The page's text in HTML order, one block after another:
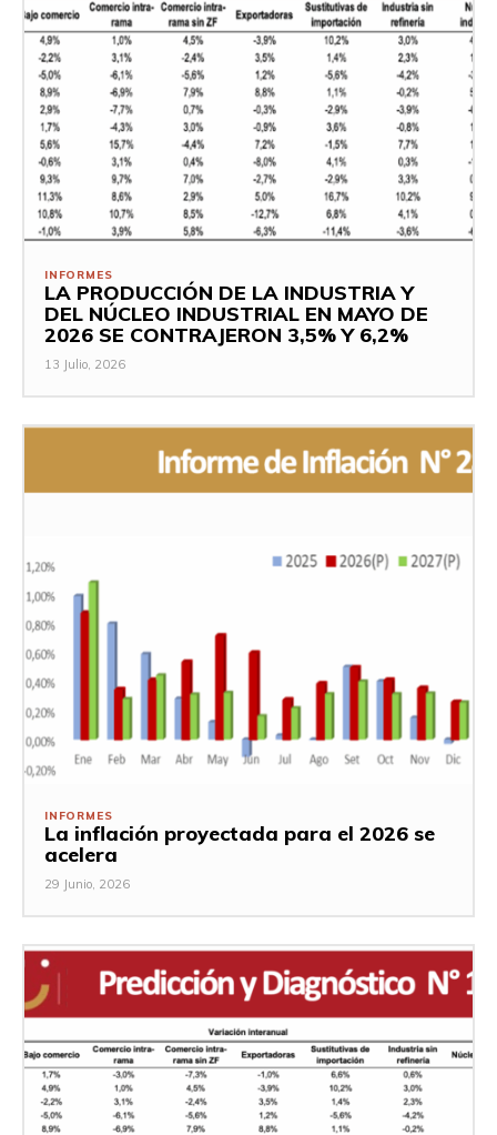
INFORMES
LA PRODUCCIÓN DE LA INDUSTRIA Y
DEL NÚCLEO INDUSTRIAL EN MAYO DE
2026 SE CONTRAJERON 3,5% Y 6,2%
13 Julio, 2026
INFORMES
La inflación proyectada para el 2026 se
acelera
29 Junio, 2026